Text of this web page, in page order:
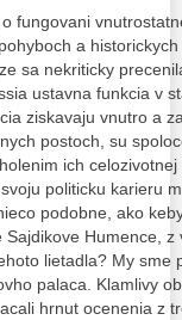
fungovani
a
sa nekriticky
ustavna funkcia v
ziskavaju vnutro a
postoch, su
ich
politicku karieru
podobne, ako
Humence,
lietadla? My sme
palaca. Klamlivy
hrnut ocenenia z